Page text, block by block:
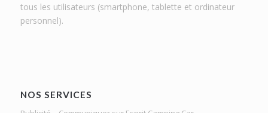
tous les utilisateurs (smartphone, tablette et ordinateur
personnel).
NOS SERVICES